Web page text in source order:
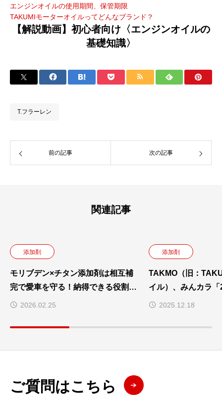
エンジンオイルの使用期間、保管期限
TAKUMIモーターオイルってどんなブランド？
【解説動画】初心者向け〈エンジンオイルの
基礎知識〉
T.フラーレン
前の記事 次の記事
関連記事
添加剤
モリブデン×チタン添加剤は相互補
完で愛車を守る！納得できる役割分
担を解説
2026.02.25
添加剤
TAKMO（旧：
イル）、みんカラ
賞」3部門受賞
2025.12.18
ご質問はこちら